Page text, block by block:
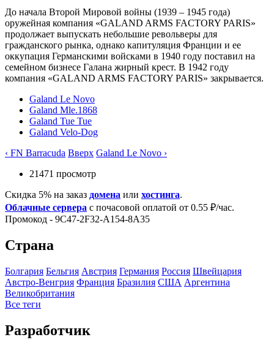
До начала Второй Мировой войны (1939 – 1945 года)
оружейная компания «GALAND ARMS FACTORY PARIS»
продолжает выпускать небольшие револьверы для
гражданского рынка, однако капитуляция Франции и ее
оккупация Германскими войсками в 1940 году поставил на
семейном бизнесе Галана жирный крест. В 1942 году
компания «GALAND ARMS FACTORY PARIS» закрывается.
Galand Le Novo
Galand Mle.1868
Galand Tue Tue
Galand Velo-Dog
‹ FN Barracuda Вверх Galand Le Novo ›
21471 просмотр
Скидка 5% на заказ домена или хостинга.
Облачные сервера с почасовой оплатой от 0.55 ₽/час.
Промокод - 9C47-2F32-A154-8A35
Страна
Болгария Бельгия Австрия Германия Росcия Швейцария
Австро-Венгрия Франция Бразилия США Аргентина
Великобритания
Все теги
Разработчик